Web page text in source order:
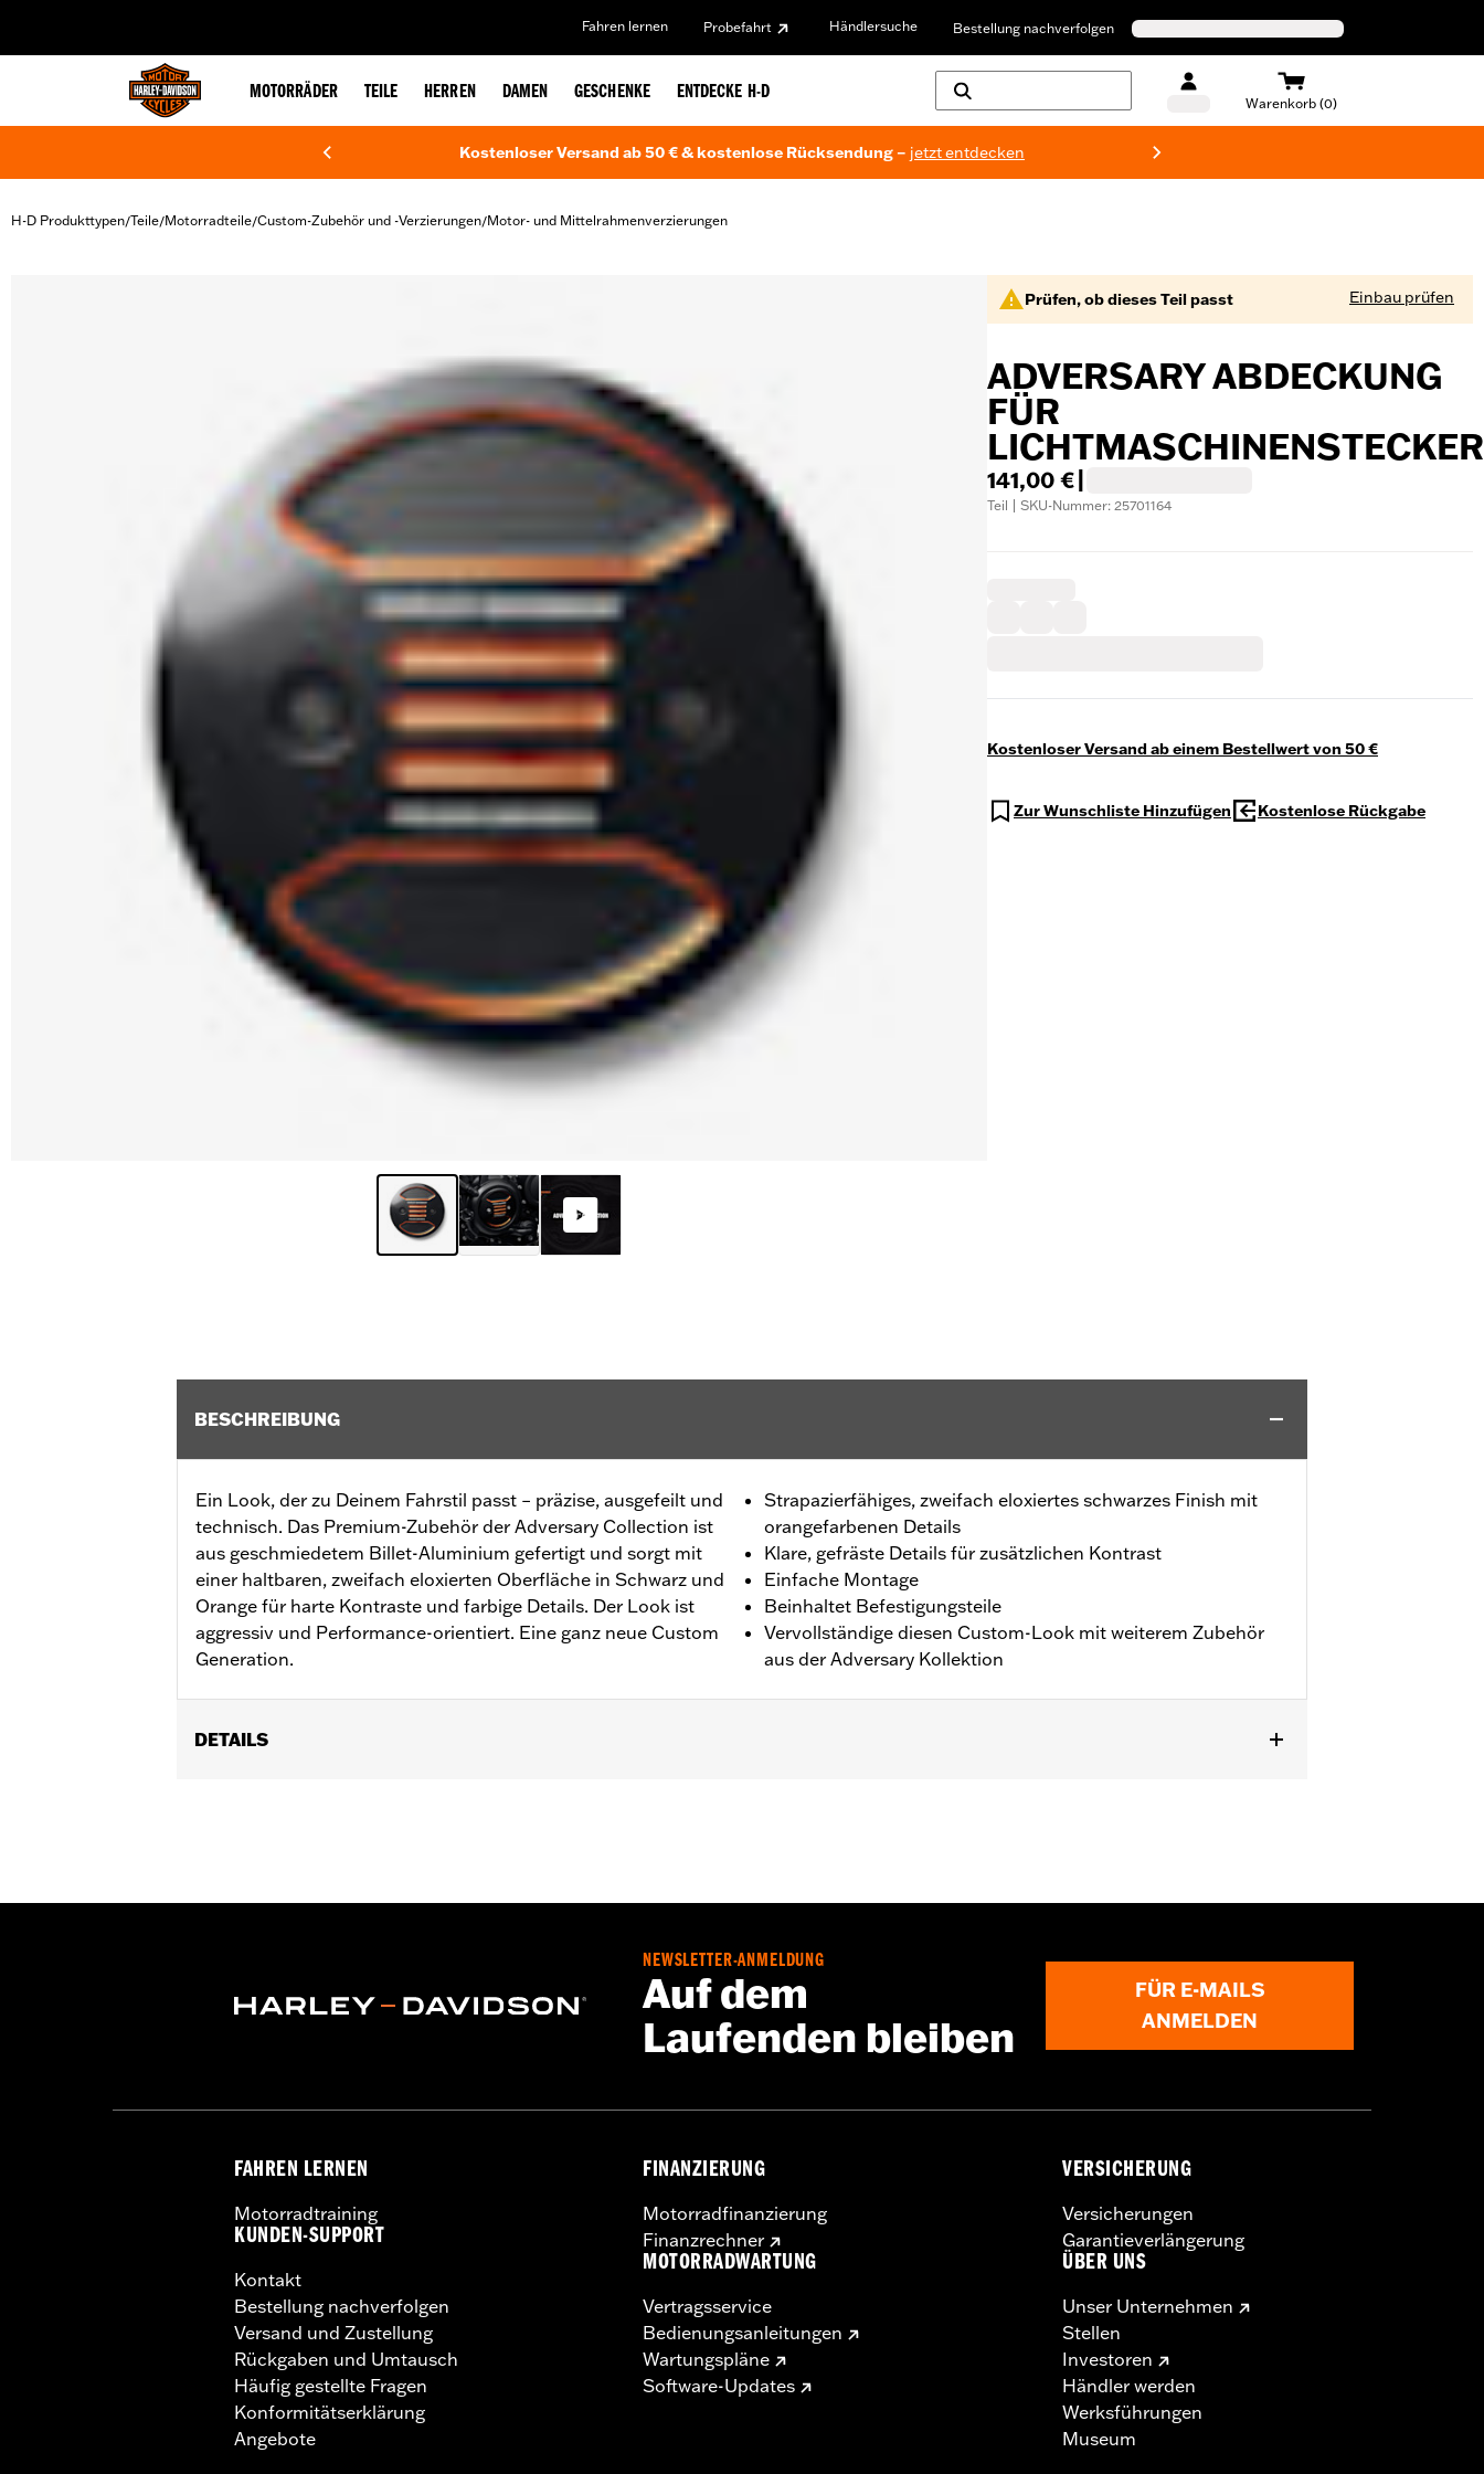
Fahren lernen Probefahrt Händlersuche Bestellung nachverfolgen
MOTORRÄDER TEILE HERREN DAMEN GESCHENKE ENTDECKE H-D
Warenkorb (0)
Kostenloser Versand ab 50 € & kostenlose Rücksendung – jetzt entdecken
H-D Produkttypen/Teile/Motorradteile/Custom-Zubehör und -Verzierungen/Motor- und Mittelrahmenverzierungen
Prüfen, ob dieses Teil passt Einbau prüfen
ADVERSARY ABDECKUNG
FÜR
LICHTMASCHINENSTECKER
141,00 €
Teil | SKU-Nummer: 25701164
Kostenloser Versand ab einem Bestellwert von 50 €
Zur Wunschliste Hinzufügen Kostenlose Rückgabe
BESCHREIBUNG
Ein Look, der zu Deinem Fahrstil passt – präzise, ausgefeilt und
technisch. Das Premium-Zubehör der Adversary Collection ist
aus geschmiedetem Billet-Aluminium gefertigt und sorgt mit
einer haltbaren, zweifach eloxierten Oberfläche in Schwarz und
Orange für harte Kontraste und farbige Details. Der Look ist
aggressiv und Performance-orientiert. Eine ganz neue Custom
Generation.
Strapazierfähiges, zweifach eloxiertes schwarzes Finish mit
orangefarbenen Details
Klare, gefräste Details für zusätzlichen Kontrast
Einfache Montage
Beinhaltet Befestigungsteile
Vervollständige diesen Custom-Look mit weiterem Zubehör
aus der Adversary Kollektion
DETAILS
In der Box:Abdeckung für Lichtmaschinenstecker, O-Ring und Installationsanleitung
NEWSLETTER-ANMELDUNG
Auf dem
Laufenden bleiben
FÜR E-MAILS
ANMELDEN
FAHREN LERNEN
Motorradtraining
KUNDEN-SUPPORT
Kontakt
Bestellung nachverfolgen
Versand und Zustellung
Rückgaben und Umtausch
Häufig gestellte Fragen
Konformitätserklärung
Angebote
FINANZIERUNG
Motorradfinanzierung
Finanzrechner
MOTORRADWARTUNG
Vertragsservice
Bedienungsanleitungen
Wartungspläne
Software-Updates
VERSICHERUNG
Versicherungen
Garantieverlängerung
ÜBER UNS
Unser Unternehmen
Stellen
Investoren
Händler werden
Werksführungen
Museum